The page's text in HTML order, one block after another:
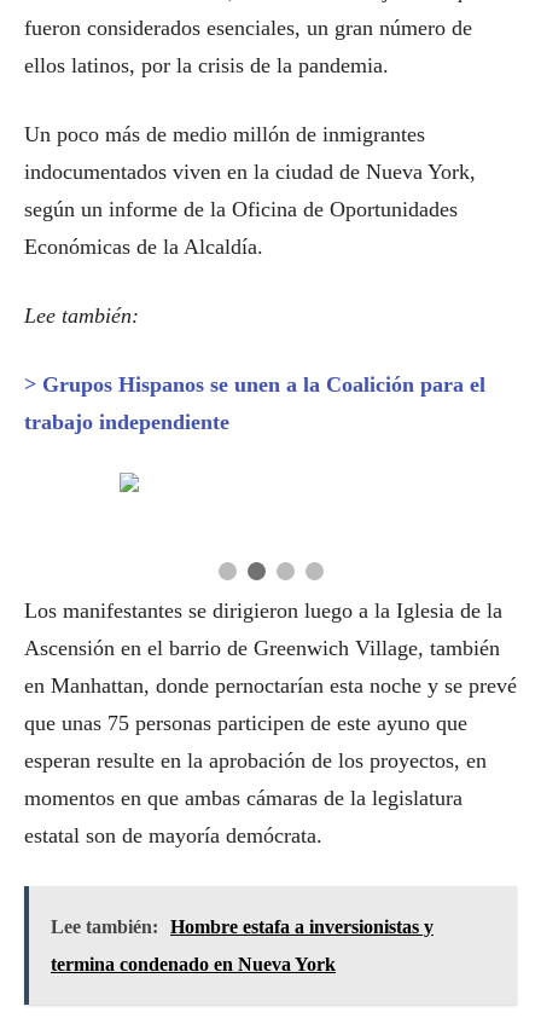
fueron considerados esenciales, un gran número de
ellos latinos, por la crisis de la pandemia.
Un poco más de medio millón de inmigrantes
indocumentados viven en la ciudad de Nueva York,
según un informe de la Oficina de Oportunidades
Económicas de la Alcaldía.
Lee también:
> Grupos Hispanos se unen a la Coalición para el
trabajo independiente
Los manifestantes se dirigieron luego a la Iglesia de la
Ascensión en el barrio de Greenwich Village, también
en Manhattan, donde pernoctarían esta noche y se prevé
que unas 75 personas participen de este ayuno que
esperan resulte en la aprobación de los proyectos, en
momentos en que ambas cámaras de la legislatura
estatal son de mayoría demócrata.
Lee también:
Hombre estafa a inversionistas y
termina condenado en Nueva York